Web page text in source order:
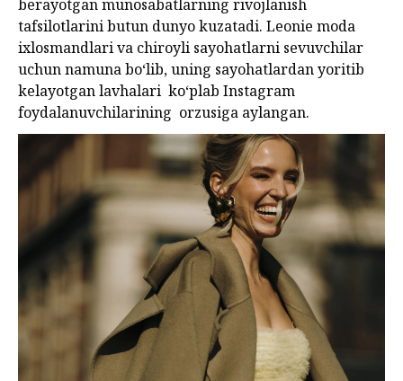
berayotgan munosabatlarning rivojlanish
tafsilotlarini butun dunyo kuzatadi. Leonie moda
ixlosmandlari va chiroyli sayohatlarni sevuvchilar
uchun namuna bo‘lib, uning sayohatlardan yoritib
kelayotgan lavhalari ko‘plab Instagram
foydalanuvchilarining orzusiga aylangan.